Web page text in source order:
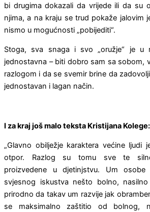
bi drugima dokazali da vrijede ili da su
njima, a na kraju se trud pokaže jalovim
nismo u mogućnosti „pobijediti“.
Stoga, sva snaga i svo „oružje“ je u
jednostavna – biti dobro sam sa sobom,
razlogom i da se svemir brine da
jednostavan i lagan način.
I za kraj još malo teksta Kristijana Kolege:
„Glavno obilježje karaktera većine ljudi
otpor. Razlog su tomu sve te
proizvedene u djetinjstvu. Um
svjesnog iskustva nešto bolno,
prirodno da takav um razvije jak
se maksimalno zaštitio od bolnog,